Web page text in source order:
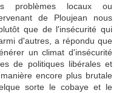
problèmes locaux ou
de Ploujean nous
que de l'insécurité qui
d'autres, a répondu que
un climat d'insécurité
de politiques libérales et
encore plus brutale
sorte le cobaye et le